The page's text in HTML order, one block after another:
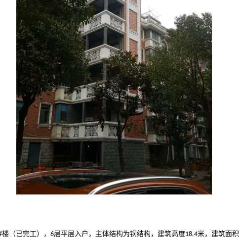
楼（已完工）， 6层平层入户，主体结构为钢结构，建筑高度18.4米，建筑面积